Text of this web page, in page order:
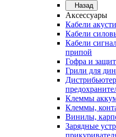
Назад
Аксессуары
Кабели
Кабели
Кабели
припой
Гофра и
Грили для
Клеммы
Клеммы,
Винилы,
Зарядные